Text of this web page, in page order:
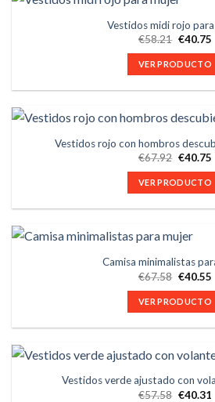
Vestidos midi rojo
€58.21 €40.75
VER PRODUCTO
Vestidos rojo con hombros
€67.92 €40.75
VER PRODUCTO
Camisa minimalistas
€67.58 €40.55
VER PRODUCTO
Vestidos verde ajustado con
€57.58 €40.31